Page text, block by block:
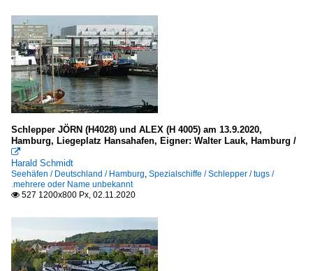
Kreuzfahrt-/ Passagierschiffe
A
D
Kühlschiffe / reefer
E - F
X - Y - Z
Schlepper JÖRN (H4028) und ALEX (H 4005) am 13.9.2020,
Hamburg, Liegeplatz Hansahafen, Eigner: Walter Lauk, Hamburg /

Harald Schmidt
Seehäfen / Deutschland / Hamburg, Spezialschiffe / Schlepper / tugs /
.mehrere oder Name unbekannt
 527 1200x800 Px, 02.11.2020